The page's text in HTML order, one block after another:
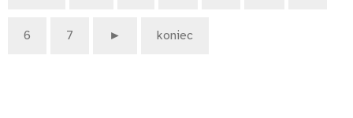
6 7 ► koniec